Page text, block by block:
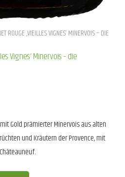
ROUGE ‚VIEILLES VIGNES‘ MINERVOIS – DIE
Vignes‘ Minervois – die
Gold prämierter Minervois aus alten
und Kräutern der Provence, mit